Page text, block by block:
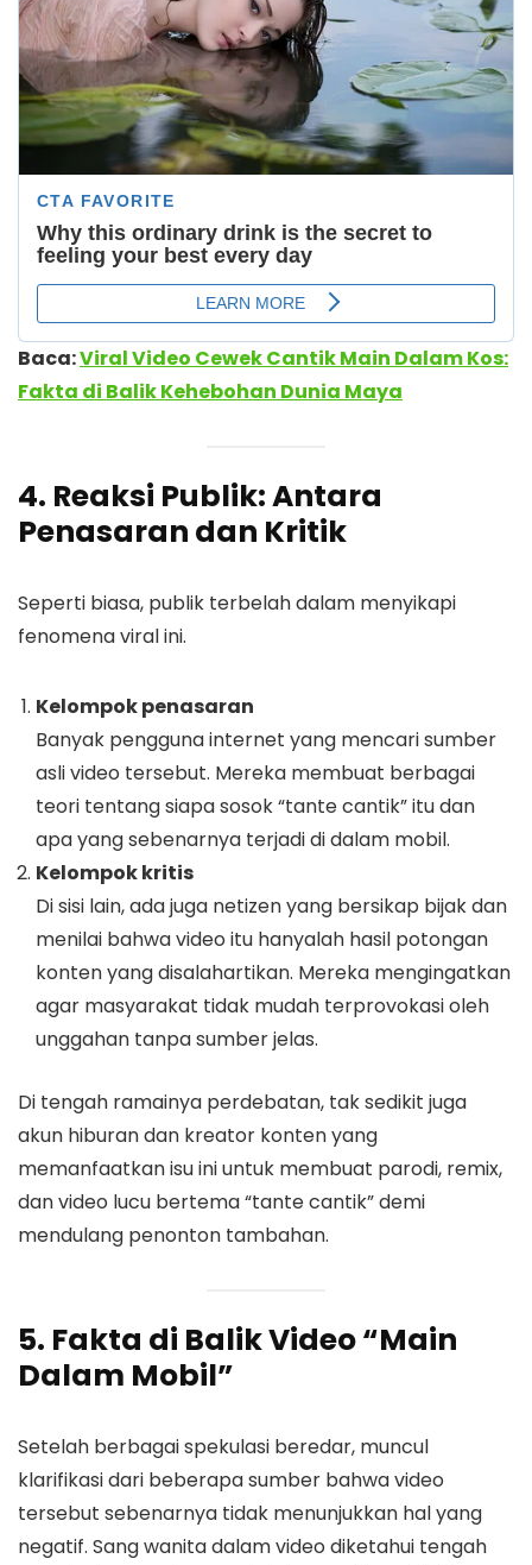
Baca:Viral Video Cewek Cantik Main Dalam Kos:
Fakta di Balik Kehebohan Dunia Maya
4. Reaksi Publik: Antara
Penasaran dan Kritik
Seperti biasa, publik terbelah dalam menyikapi
fenomena viral ini.
Kelompok penasaran
Banyak pengguna internet yang mencari sumber
asli video tersebut. Mereka membuat berbagai
teori tentang siapa sosok “tante cantik” itu dan
apa yang sebenarnya terjadi di dalam mobil.
Kelompok kritis
Di sisi lain, ada juga netizen yang bersikap bijak dan
menilai bahwa video itu hanyalah hasil potongan
konten yang disalahartikan. Mereka mengingatkan
agar masyarakat tidak mudah terprovokasi oleh
unggahan tanpa sumber jelas.
Di tengah ramainya perdebatan, tak sedikit juga
akun hiburan dan kreator konten yang
memanfaatkan isu ini untuk membuat parodi, remix,
dan video lucu bertema “tante cantik” demi
mendulang penonton tambahan.
5. Fakta di Balik Video “Main
Dalam Mobil”
Setelah berbagai spekulasi beredar, muncul
klarifikasi dari beberapa sumber bahwa video
tersebut sebenarnya tidak menunjukkan hal yang
negatif. Sang wanita dalam video diketahui tengah